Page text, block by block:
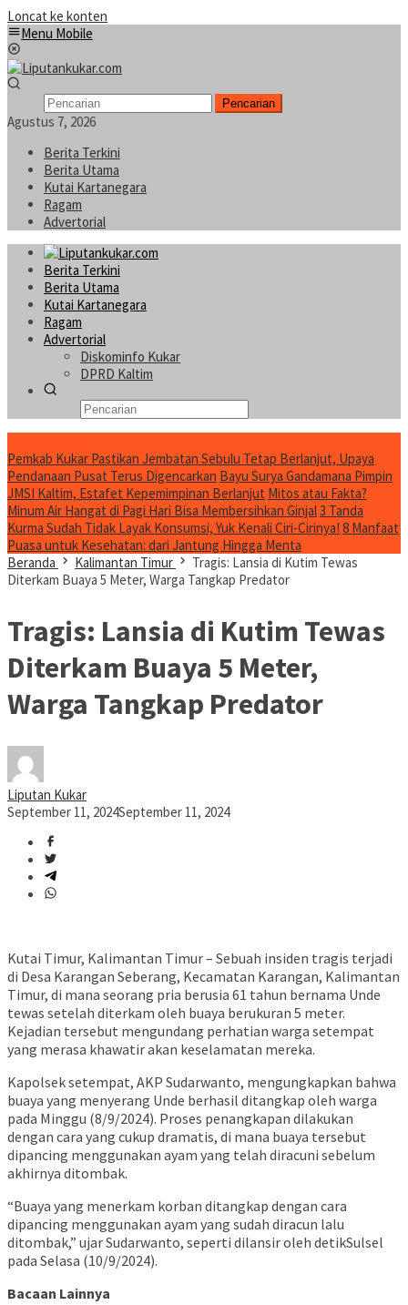
Loncat ke konten
Menu Mobile
Pencarian
Agustus 7, 2026
Berita Terkini
Berita Utama
Kutai Kartanegara
Ragam
Advertorial
Berita Terkini
Berita Utama
Kutai Kartanegara
Ragam
Advertorial
Diskominfo Kukar
DPRD Kaltim
Pemkab Kukar Pastikan Jembatan Sebulu Tetap Berlanjut, Upaya
Pendanaan Pusat Terus Digencarkan Bayu Surya Gandamana Pimpin
JMSI Kaltim, Estafet Kepemimpinan Berlanjut Mitos atau Fakta?
Minum Air Hangat di Pagi Hari Bisa Membersihkan Ginjal3 Tanda
Kurma Sudah Tidak Layak Konsumsi, Yuk Kenali Ciri-Cirinya! 8 Manfaat
Puasa untuk Kesehatan: dari Jantung Hingga Menta
Beranda
Kalimantan Timur
Tragis: Lansia di Kutim Tewas
Diterkam Buaya 5 Meter, Warga Tangkap Predator
Tragis: Lansia di Kutim Tewas
Diterkam Buaya 5 Meter,
Warga Tangkap Predator
Liputan Kukar
September 11, 2024September 11, 2024
Kutai Timur, Kalimantan Timur – Sebuah insiden tragis terjadi
di Desa Karangan Seberang, Kecamatan Karangan, Kalimantan
Timur, di mana seorang pria berusia 61 tahun bernama Unde
tewas setelah diterkam oleh buaya berukuran 5 meter.
Kejadian tersebut mengundang perhatian warga setempat
yang merasa khawatir akan keselamatan mereka.
Kapolsek setempat, AKP Sudarwanto, mengungkapkan bahwa
buaya yang menyerang Unde berhasil ditangkap oleh warga
pada Minggu (8/9/2024). Proses penangkapan dilakukan
dengan cara yang cukup dramatis, di mana buaya tersebut
dipancing menggunakan ayam yang telah diracuni sebelum
akhirnya ditombak.
“Buaya yang menerkam korban ditangkap dengan cara
dipancing menggunakan ayam yang sudah diracun lalu
ditombak,” ujar Sudarwanto, seperti dilansir oleh detikSulsel
pada Selasa (10/9/2024).
Bacaan Lainnya